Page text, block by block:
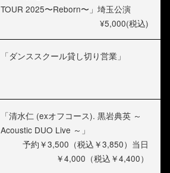
TOUR 2025〜Reborn〜」埼玉公演
¥5,000(税込)
「ダンススクール貸し切り営業」
「清水仁 (exオフコース). 黒岩典英 ～
Acoustic DUO Live ～」
予約￥3,500（税込￥3,850）当日
￥4,000（税込￥4,400）